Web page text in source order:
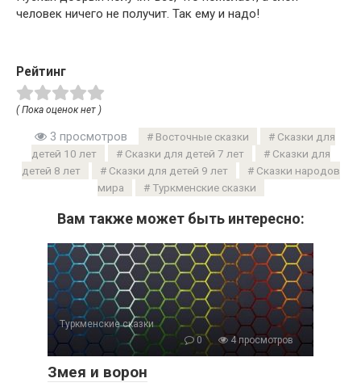
человек ничего не получит. Так ему и надо!
Рейтинг
( Пока оценок нет )
3 просмотров Восточные сказки
Сказки для
детей 10 лет
Сказки для детей 7 лет
Сказки для
детей 8 лет
Сказки для детей 9 лет
Сказки народов
мира
Туркменские сказки
Вам также может быть интересно:
Туркменские сказки
0
4 просмотров
Змея и ворон